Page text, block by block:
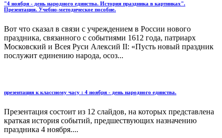
"4 ноября - день народного единства. История праздника в картинках".
Презентация. Учебно-методическое пособие.
Вот что сказал в связи с учреждением в России нового
праздника, связанного с событиями 1612 года, патриарх
Московский и Всея Руси Алексий II: «Пусть новый праздник
послужит единению народа, осоз...
презентация к классному часу : 4 ноября - день народного единства.
Презентация состоит из 12 слайдов, на которых представлена
краткая история событий, предшествующих назначению
праздника 4 ноября....